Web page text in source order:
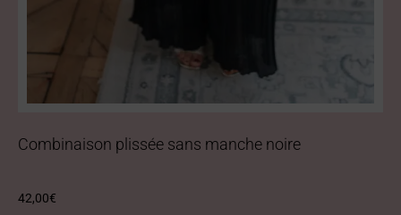
Combinaison plissée sans manche noire
42,00€